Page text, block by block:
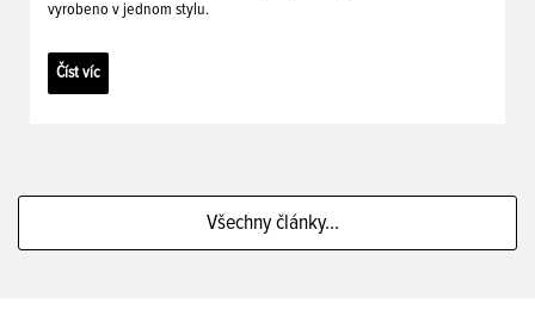
vyrobeno v jednom stylu.
Číst víc
Všechny články...